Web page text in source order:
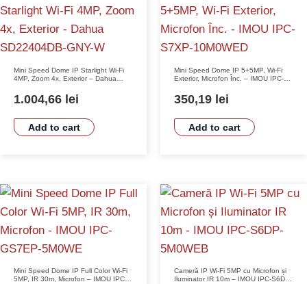
Mini Speed Dome IP Starlight Wi-Fi
4MP, Zoom 4x, Exterior – Dahua
1.004,66 lei
Add to cart
Mini Speed Dome IP 5+5MP, Wi-Fi
Exterior, Microfon Înc. – IMOU IPC-
350,19 lei
Add to cart
Mini Speed Dome IP Full Color Wi-Fi
5MP, IR 30m, Microfon – IMOU IPC-
Cameră IP Wi-Fi 5MP cu Microfon și
Iluminator IR 10m – IMOU IPC-S6DP-